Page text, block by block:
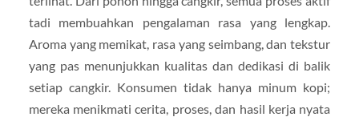
tadi membuahkan pengalaman rasa yang lengkap.
Aroma yang memikat, rasa yang seimbang, dan tekstur
yang pas menunjukkan kualitas dan dedikasi di balik
setiap cangkir. Konsumen tidak hanya minum kopi;
mereka menikmati cerita, proses, dan hasil kerja nyata